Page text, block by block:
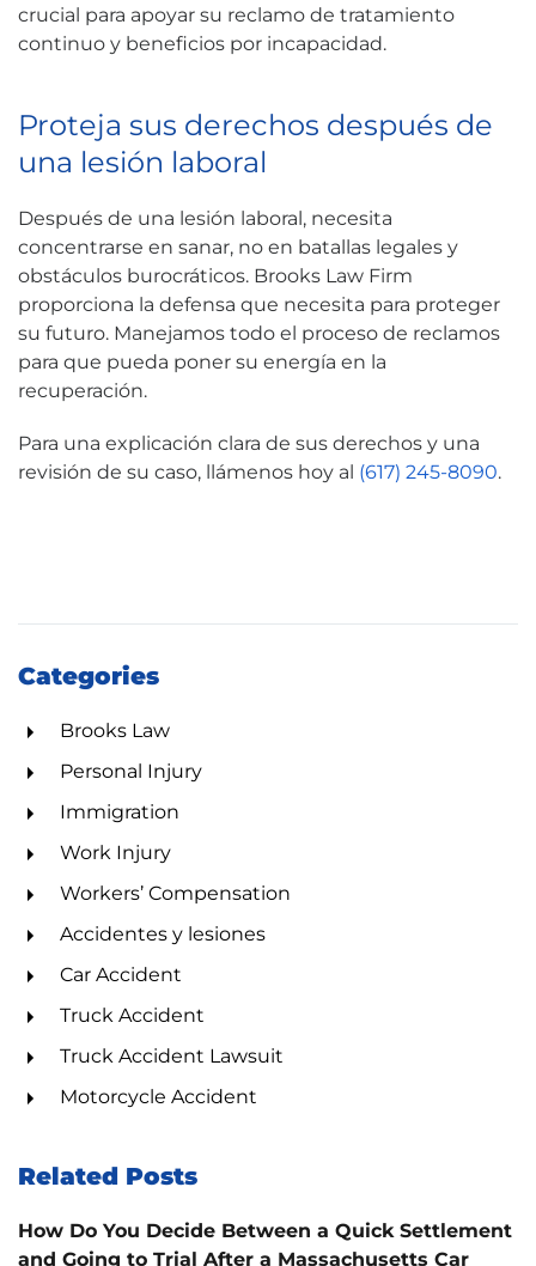
crucial para apoyar su reclamo de tratamiento
continuo y beneficios por incapacidad.
Proteja sus derechos después de
una lesión laboral
Después de una lesión laboral, necesita
concentrarse en sanar, no en batallas legales y
obstáculos burocráticos. Brooks Law Firm
proporciona la defensa que necesita para proteger
su futuro. Manejamos todo el proceso de reclamos
para que pueda poner su energía en la
recuperación.
Para una explicación clara de sus derechos y una
revisión de su caso, llámenos hoy al (617) 245-8090.
Categories
Brooks Law
Personal Injury
Immigration
Work Injury
Workers’ Compensation
Accidentes y lesiones
Car Accident
Truck Accident
Truck Accident Lawsuit
Motorcycle Accident
Related Posts
How Do You Decide Between a Quick Settlement
and Going to Trial After a Massachusetts Car